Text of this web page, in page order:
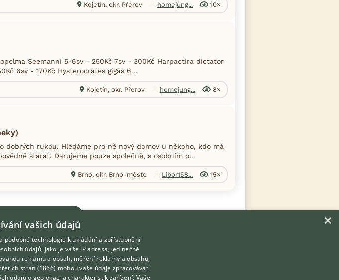
Kojetín, okr. Přerov homejung... 10×
Seemanni 5-6sv - 250Kč 7sv - 300Kč Harpactira dictator
6sv - 170Kč Hysterocrates gigas 6...
Kojetín, okr. Přerov homejung... 8×
dobrých rukou. Hledáme pro ně nový domov u někoho, kdo má
starat. Darujeme pouze společně, s osobním o...
Brno, okr. Brno-město Libor158... 15×
O nás
×
vašich údajů
podobné technologie k ukládání a zpřístupnění
údajů, jako je vaše IP adresa, jedinečné
reklamu a obsah, měření reklamy a obsahu,
stran (1866) mohou vaše údaje zpracovávat
údajů o geolokaci a charakteristik zařízení. Vaše